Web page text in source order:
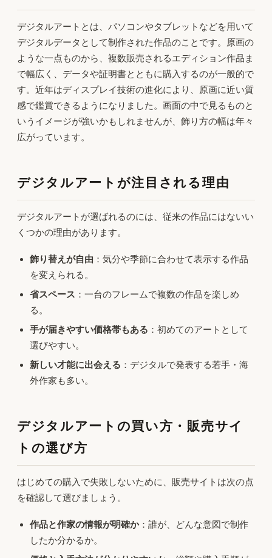
デジタルアートとは、パソコンやタブレットなどを用いて
デジタルデータとして制作された作品のことです。原画の
ような一点ものから、複数販売されるエディション作品ま
で幅広く、データや証明書とともに購入するのが一般的で
す。近年はディスプレイ技術の進化により、原画に近い質
感で鑑賞できるようになりました。画面の中で見るものと
いうイメージが強いかもしれませんが、飾り方の幅は年々
広がっています。
デジタルアートが注目される理由
デジタルアートが選ばれるのには、従来の作品にはないい
くつかの理由があります。
飾り替えが自由 ：気分や季節に合わせて表示する作品
を変えられる。
省スペース ：一台のフレームで複数の作品を楽しめ
る。
手が届きやすい価格帯もある ：初めてのアートとして
選びやすい。
新しい才能に出会える ：デジタルで発表する若手・海
外作家も多い。
デジタルアートの買い方・販売サイ
トの選び方
はじめての購入で失敗しないために、販売サイトは次の点
を確認して選びましょう。
作品と作家の情報が明確か：誰が、どんな意図で制作
したか分かるか。